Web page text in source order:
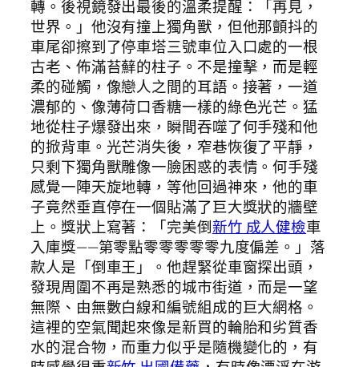
轉。後視鏡發出最後的溫柔提醒：「再見，
世界。」他沒有撞上獨角獸，但他那顫抖的
車尾卻擦到了停車塔三號車位入口處的一根
古老、佈滿苔蘚的柱子。不是撞擊，而是輕
柔的碰觸，像戀人之間的耳語。接著，一道
濃郁的、像薄荷口香糖一樣的綠色光芒。猛
地從柱子爆發出來，瞬間吞噬了何手殘和他
的掀背車。光芒消失後，窄巷恢復了平靜，
只剩下獨角獸雕像一臉困惑的表情。何手殘
感覺一陣天旋地轉，等他回過神來，他的車
子竟然垂直停在一個貼滿了巨大獎狀的牆壁
上。獎狀上寫著：「完美倒新竹 成人健檢車
入庫獎——第零點零零零零零九度偏差。」落
款人是「倒車王」。他趕緊從車窗探出頭，
發現周圍不再是熟悉的城市街道，而是一望
無際、由無數白線和編號組成的巨大網格。
這裡的空氣聞起來像是新買的輪胎和劣質香
水的混合物，而重力似乎是隨機變化的，有